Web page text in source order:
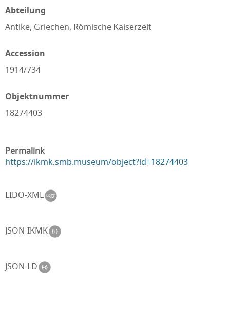
Abteilung
Antike, Griechen, Römische Kaiserzeit
Accession
1914/734
Objektnummer
18274403
Permalink
https://ikmk.smb.museum/object?id=18274403
LIDO-XML
JSON-IKMK
JSON-LD